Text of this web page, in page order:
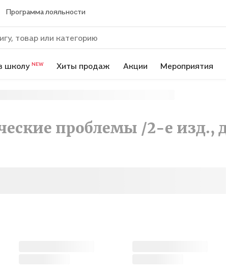
Программа лояльности
школу NEW Хиты продаж Акции Мероприятия
проблемы /2-e изд.,